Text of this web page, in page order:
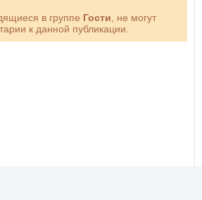
в группе Гости , не могут
к данной публикации.